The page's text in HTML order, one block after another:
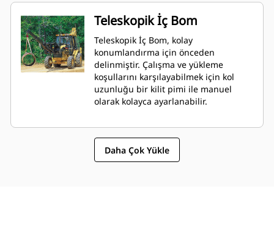
Teleskopik İç Bom
Teleskopik İç Bom, kolay
konumlandırma için önceden
delinmiştir. Çalışma ve yükleme
koşullarını karşılayabilmek için kol
uzunluğu bir kilit pimi ile manuel
olarak kolayca ayarlanabilir.
Daha Çok Yükle